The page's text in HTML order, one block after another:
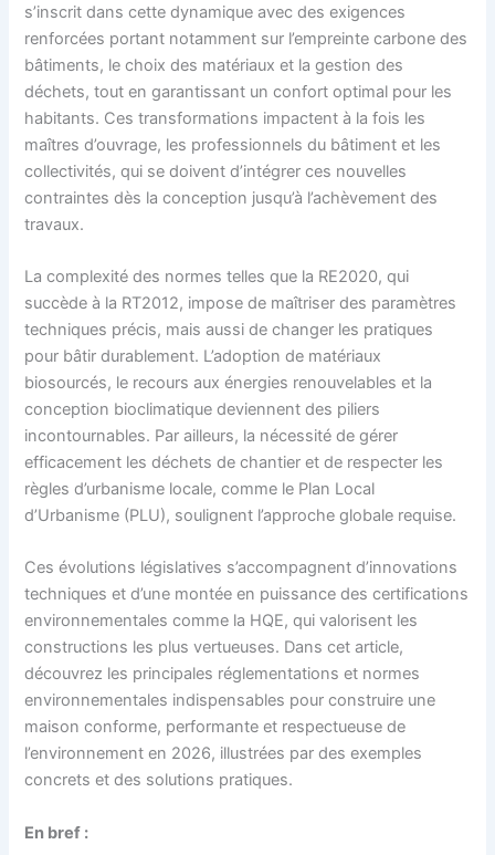
s’inscrit dans cette dynamique avec des exigences
renforcées portant notamment sur l’empreinte carbone des
bâtiments, le choix des matériaux et la gestion des
déchets, tout en garantissant un confort optimal pour les
habitants. Ces transformations impactent à la fois les
maîtres d’ouvrage, les professionnels du bâtiment et les
collectivités, qui se doivent d’intégrer ces nouvelles
contraintes dès la conception jusqu’à l’achèvement des
travaux.
La complexité des normes telles que la RE2020, qui
succède à la RT2012, impose de maîtriser des paramètres
techniques précis, mais aussi de changer les pratiques
pour bâtir durablement. L’adoption de matériaux
biosourcés, le recours aux énergies renouvelables et la
conception bioclimatique deviennent des piliers
incontournables. Par ailleurs, la nécessité de gérer
efficacement les déchets de chantier et de respecter les
règles d’urbanisme locale, comme le Plan Local
d’Urbanisme (PLU), soulignent l’approche globale requise.
Ces évolutions législatives s’accompagnent d’innovations
techniques et d’une montée en puissance des certifications
environnementales comme la HQE, qui valorisent les
constructions les plus vertueuses. Dans cet article,
découvrez les principales réglementations et normes
environnementales indispensables pour construire une
maison conforme, performante et respectueuse de
l’environnement en 2026, illustrées par des exemples
concrets et des solutions pratiques.
En bref :